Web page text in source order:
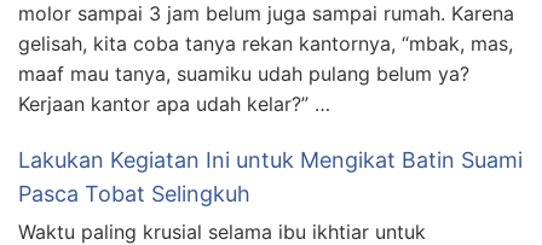
molor sampai 3 jam belum juga sampai rumah. Karena
gelisah, kita coba tanya rekan kantornya, “mbak, mas,
maaf mau tanya, suamiku udah pulang belum ya?
Kerjaan kantor apa udah kelar?” …
Lakukan Kegiatan Ini untuk Mengikat Batin Suami
Pasca Tobat Selingkuh
Waktu paling krusial selama ibu ikhtiar untuk